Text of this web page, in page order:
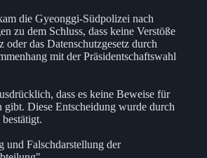
die Gyeonggi-Südpolizei nach
zu dem Schluss, dass keine Verstöße
oder das Datenschutzgesetz durch
mit der Präsidentschaftswahl
dass es keine Beweise für
gibt. Diese Entscheidung wurde durch
und Falschdarstellung der